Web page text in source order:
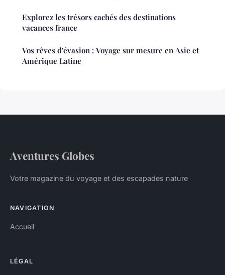
Explorez les trésors cachés des destinations
vacances france
Vos rêves d'évasion : Voyage sur mesure en Asie et
Amérique Latine
Aventures Globes
Votre magazine du voyage et des escapades nature
NAVIGATION
Accueil
LÉGAL